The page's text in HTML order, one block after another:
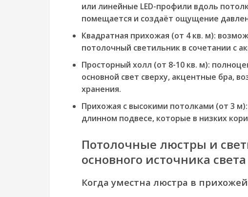
или линейные LED-профили вдоль
помещается и создаёт ощущение
Квадратная прихожая (от 4 кв. м):
потолочный светильник в сочетании с
Просторный холл (от 8-10 кв. м):
основной свет сверху, акцентные бра,
хранения.
Прихожая с высокими потолками (от 3 м):
длинном подвесе, которые в низких
Потолочные люстры и
основного источника света
Когда уместна люстра в прихожей